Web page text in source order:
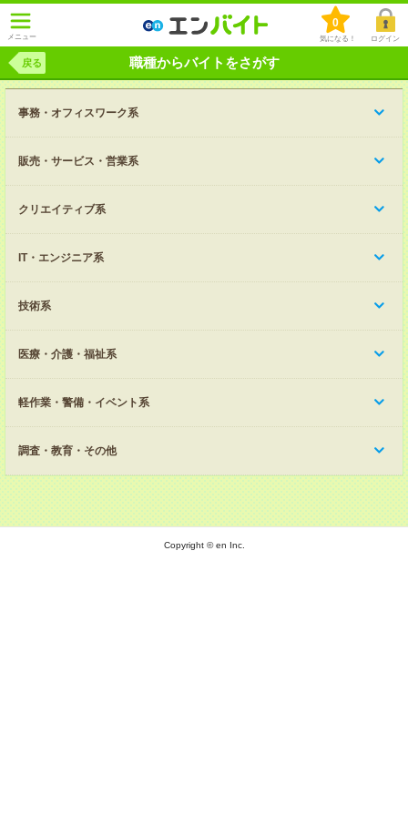
メニュー
0
気になる！ ログイン
職種からバイトをさがす
戻る
事務・オフィスワーク系
販売・サービス・営業系
クリエイティブ系
IT・エンジニア系
技術系
医療・介護・福祉系
軽作業・警備・イベント系
調査・教育・その他
Copyright © en Inc.